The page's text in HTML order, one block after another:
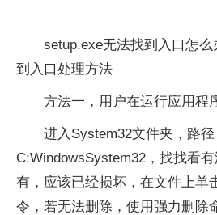
setup.exe无法找到入口怎
到入口处理方法
方法一，用户在运行应用程
进入System32文件夹，路径
C:WindowsSystem32，找找看
有，应该已经损坏，在文件上单
令，若无法删除，使用强力删除